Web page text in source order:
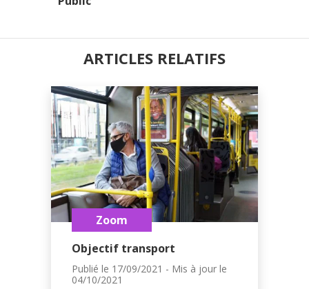
ARTICLES RELATIFS
Zoom
Objectif transport
Publié le 17/09/2021 - Mis à jour le
04/10/2021